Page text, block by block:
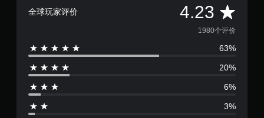
全球玩家评价 4.23 平
均
评
价
1980个评价
63%
20%
6%
3%